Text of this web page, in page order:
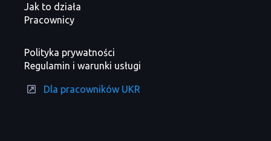
Jak to działa
Pracownicy
Polityka prywatności
Regulamin i warunki usługi
Dla pracowników UKR